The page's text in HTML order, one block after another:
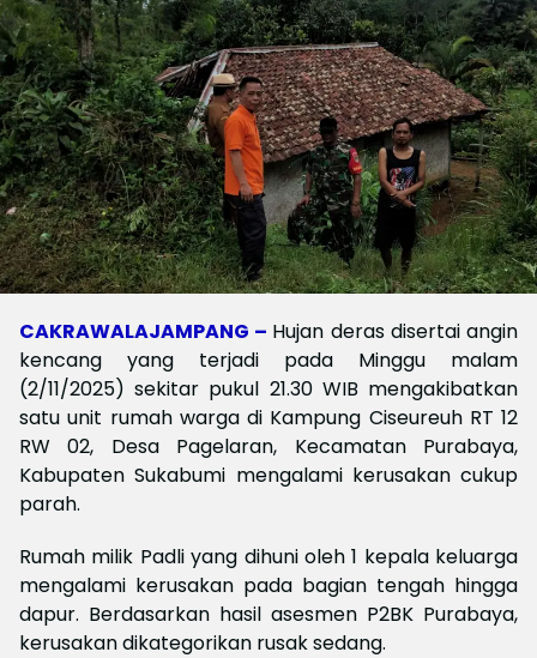
CAKRAWALAJAMPANG – Hujan deras disertai angin
kencang yang terjadi pada Minggu malam
(2/11/2025) sekitar pukul 21.30 WIB mengakibatkan
satu unit rumah warga di Kampung Ciseureuh RT 12
RW 02, Desa Pagelaran, Kecamatan Purabaya,
Kabupaten Sukabumi mengalami kerusakan cukup
parah.
Rumah milik Padli yang dihuni oleh 1 kepala keluarga
mengalami kerusakan pada bagian tengah hingga
dapur. Berdasarkan hasil asesmen P2BK Purabaya,
kerusakan dikategorikan rusak sedang.